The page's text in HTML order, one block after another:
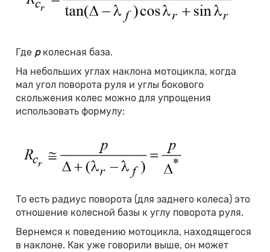
Где pколесная база.
На небольших углах наклона мотоцикла, когда
мал угол поворота руля и углы бокового
скольжения колес можно для упрощения
использовать формулу:
То есть радиус поворота (для заднего колеса) это
отношение колесной базы к углу поворота руля.
Вернемся к поведению мотоцикла, находящегося
в наклоне. Как уже говорили выше, он может